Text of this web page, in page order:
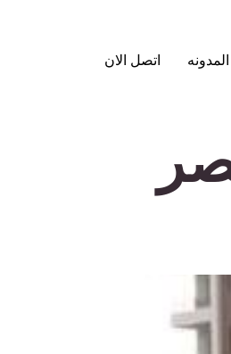
المدونه اتصل الان